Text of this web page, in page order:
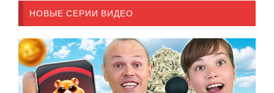
НОВЫЕ СЕРИИ ВИДЕО